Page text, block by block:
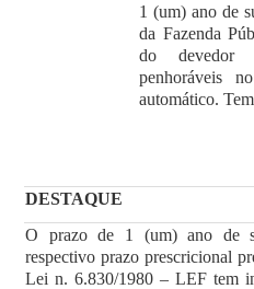
1 (um) ano de
da Fazenda
do devedor
penhoráveis
automático.
DESTAQUE
O prazo de 1 (um) ano de
respectivo prazo prescricional
Lei n. 6.830/1980 – LEF tem